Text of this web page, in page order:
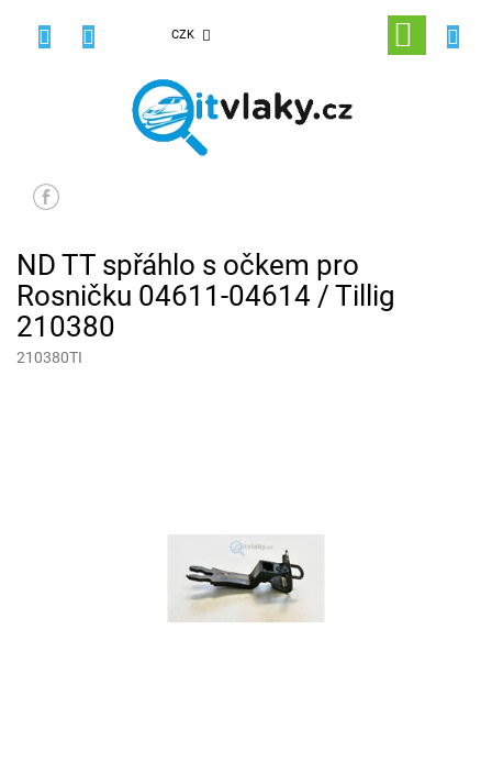
CZK
NÁKUPNÍ
KOŠÍK
ND TT spřáhlo s očkem pro
Rosničku 04611-04614 / Tillig
210380
210380TI